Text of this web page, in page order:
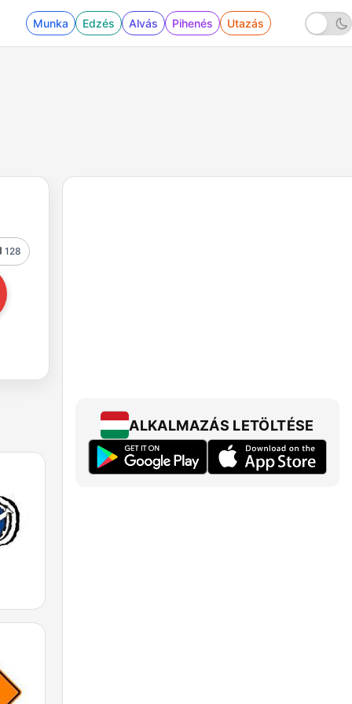
Munka Edzés Alvás Pihenés Utazás
128
ALKALMAZÁS LETÖLTÉSE